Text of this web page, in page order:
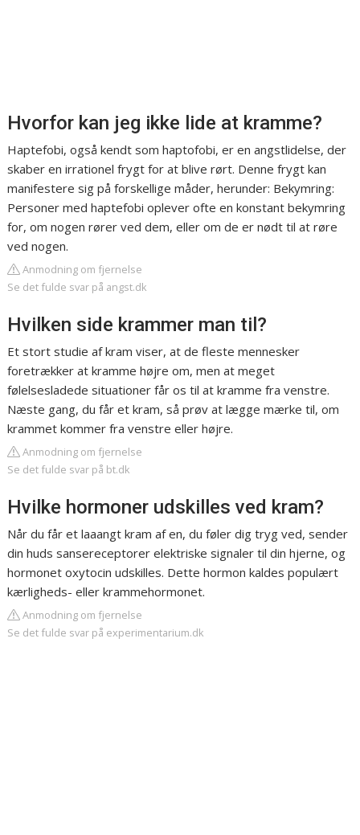
Hvorfor kan jeg ikke lide at kramme?
Haptefobi, også kendt som haptofobi, er en angstlidelse, der
skaber en irrationel frygt for at blive rørt. Denne frygt kan
manifestere sig på forskellige måder, herunder: Bekymring:
Personer med haptefobi oplever ofte en konstant bekymring
for, om nogen rører ved dem, eller om de er nødt til at røre
ved nogen.
Anmodning om fjernelse
Se det fulde svar på angst.dk
Hvilken side krammer man til?
Et stort studie af kram viser, at de fleste mennesker
foretrækker at kramme højre om, men at meget
følelsesladede situationer får os til at kramme fra venstre.
Næste gang, du får et kram, så prøv at lægge mærke til, om
krammet kommer fra venstre eller højre.
Anmodning om fjernelse
Se det fulde svar på bt.dk
Hvilke hormoner udskilles ved kram?
Når du får et laaangt kram af en, du føler dig tryg ved, sender
din huds sansereceptorer elektriske signaler til din hjerne, og
hormonet oxytocin udskilles. Dette hormon kaldes populært
kærligheds- eller krammehormonet.
Anmodning om fjernelse
Se det fulde svar på experimentarium.dk